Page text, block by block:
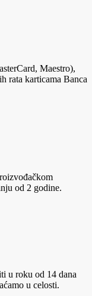
Maestro),
rata karticama Banca
od 2 godine.
u roku od 14 dana
u celosti.